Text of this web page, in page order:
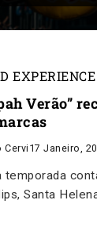
EXPERIENCE
Verão”
Cervi17 Janeiro,
temporada
Santa